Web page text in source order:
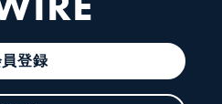
登録